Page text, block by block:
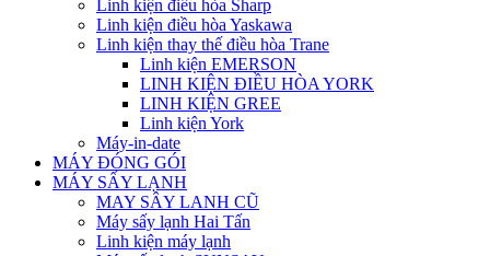
Linh kiện điều hòa Sharp
Linh kiện điều hòa Yaskawa
Linh kiện thay thế điều hòa Trane
Linh kiện EMERSON
LINH KIỆN ĐIỀU HÒA YORK
LINH KIỆN GREE
Linh kiện York
Máy-in-date
MÁY ĐÓNG GÓI
MÁY SẤY LẠNH
MAY SÂY LANH CŨ
Máy sấy lạnh Hai Tấn
Linh kiện máy lạnh